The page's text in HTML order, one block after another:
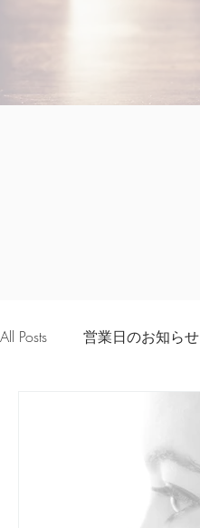
All Posts 営業日のお知らせ